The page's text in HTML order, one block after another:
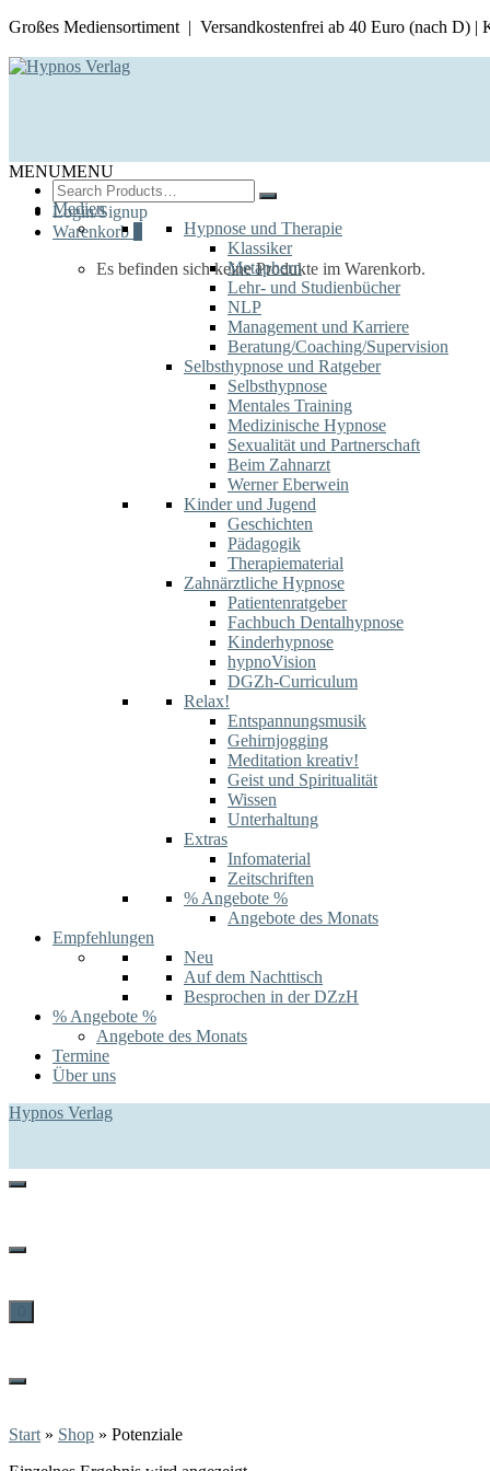
Großes Mediensortiment | Versandkostenfrei ab 40 Euro (nach D) |
Search
for:
Login/Signup
Warenkorb
Es befinden sich keine Produkte im Warenkorb.
MENUMENU
Medien
Hypnose und Therapie
Klassiker
Metaphern
Lehr- und Studienbücher
NLP
Management und Karriere
Beratung/Coaching/Supervision
Selbsthypnose und Ratgeber
Selbsthypnose
Mentales Training
Medizinische Hypnose
Sexualität und Partnerschaft
Beim Zahnarzt
Werner Eberwein
Kinder und Jugend
Geschichten
Pädagogik
Therapiematerial
Zahnärztliche Hypnose
Patientenratgeber
Fachbuch Dentalhypnose
Kinderhypnose
hypnoVision
DGZh-Curriculum
Relax!
Entspannungsmusik
Gehirnjogging
Meditation kreativ!
Geist und Spiritualität
Wissen
Unterhaltung
Extras
Infomaterial
Zeitschriften
% Angebote %
Angebote des Monats
Empfehlungen
Neu
Auf dem Nachttisch
Besprochen in der DZzH
% Angebote %
Angebote des Monats
Termine
Über uns
Hypnos Verlag
Start » Shop » Potenziale